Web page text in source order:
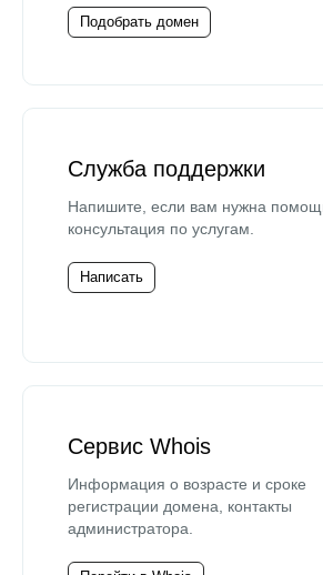
Подобрать домен
Служба поддержки
Напишите, если вам нужна
консультация по услугам.
Написать
Сервис Whois
Информация о возрасте и сроке
регистрации домена, контакты
администратора.